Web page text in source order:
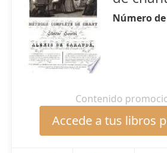
Número
Contenido
Accede a tus libros